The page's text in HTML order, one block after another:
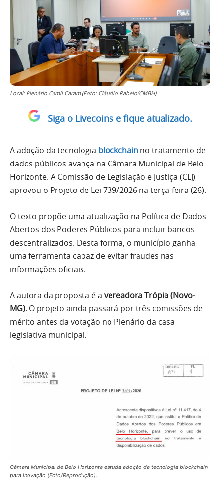
Local: Plenário Camil Caram (Foto: Cláudio Rabelo/CMBH)
Siga o Livecoins e fique atualizado.
A adoção da tecnologia blockchain no tratamento de
dados públicos avança na Câmara Municipal de Belo
Horizonte. A Comissão de Legislação e Justiça (CLJ)
aprovou o Projeto de Lei 739/2026 na terça-feira (26).
O texto propõe uma atualização na Política de Dados
Abertos dos Poderes Públicos para incluir bancos
descentralizados. Desta forma, o município ganha
uma ferramenta capaz de evitar fraudes nas
informações oficiais.
A autora da proposta é a vereadora Trópia (Novo-
MG). O projeto ainda passará por três comissões de
mérito antes da votação no Plenário da casa
legislativa municipal.
Câmara Municipal de Belo Horizonte estuda adoção da tecnologia blockchain
para inovação (Foto/Reprodução).